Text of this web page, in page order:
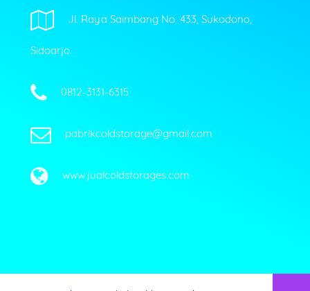
Jl. Raya Saimbang No. 433, Sukodono,
Sidoarjo.
0812-3131-6315
pabrikcoldstorage@gmail.com
www.jualcoldstorages.com